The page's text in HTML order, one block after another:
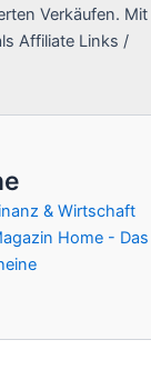
Verkäufen. Mit
Affiliate Links /
& Wirtschaft
Home - Das